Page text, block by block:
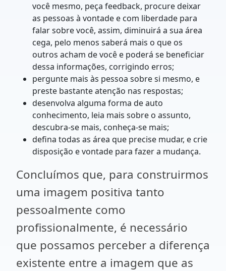
você mesmo, peça feedback, procure deixar
as pessoas à vontade e com liberdade para
falar sobre você, assim, diminuirá a sua área
cega, pelo menos saberá mais o que os
outros acham de você e poderá se beneficiar
dessa informações, corrigindo erros;
pergunte mais às pessoa sobre si mesmo, e
preste bastante atenção nas respostas;
desenvolva alguma forma de auto
conhecimento, leia mais sobre o assunto,
descubra-se mais, conheça-se mais;
defina todas as área que precise mudar, e crie
disposição e vontade para fazer a mudança.
Concluímos que, para construirmos
uma imagem positiva tanto
pessoalmente como
profissionalmente, é necessário
que possamos perceber a diferença
existente entre a imagem que as